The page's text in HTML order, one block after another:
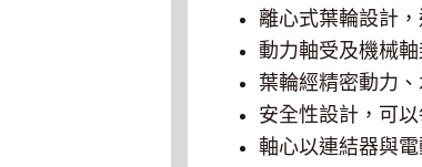
離心式葉輪設計
動力軸受及機械
葉輪經精密動力
安全性設計，可
軸心以連結器與